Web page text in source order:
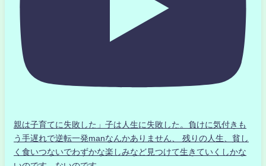
親は子育てに失敗した」子は人生に失敗した。負けに気付きも
う手遅れで逆転一発manなんかありません、 残りの人生、貧し
く食いつないでわずかな楽しみなど見つけて生きていくしかな